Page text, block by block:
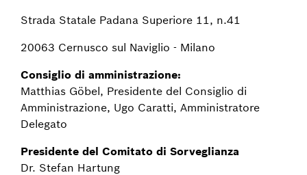
Strada Statale Padana Superiore 11, n.41
20063 Cernusco sul Naviglio - Milano
Consiglio di amministrazione:
Matthias Göbel, Presidente del Consiglio di
Amministrazione, Ugo Caratti, Amministratore
Delegato
Presidente del Comitato di Sorveglianza
Dr. Stefan Hartung